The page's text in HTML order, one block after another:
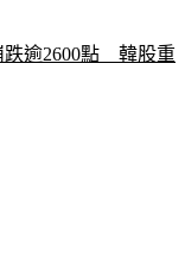
逾2600點　韓股重